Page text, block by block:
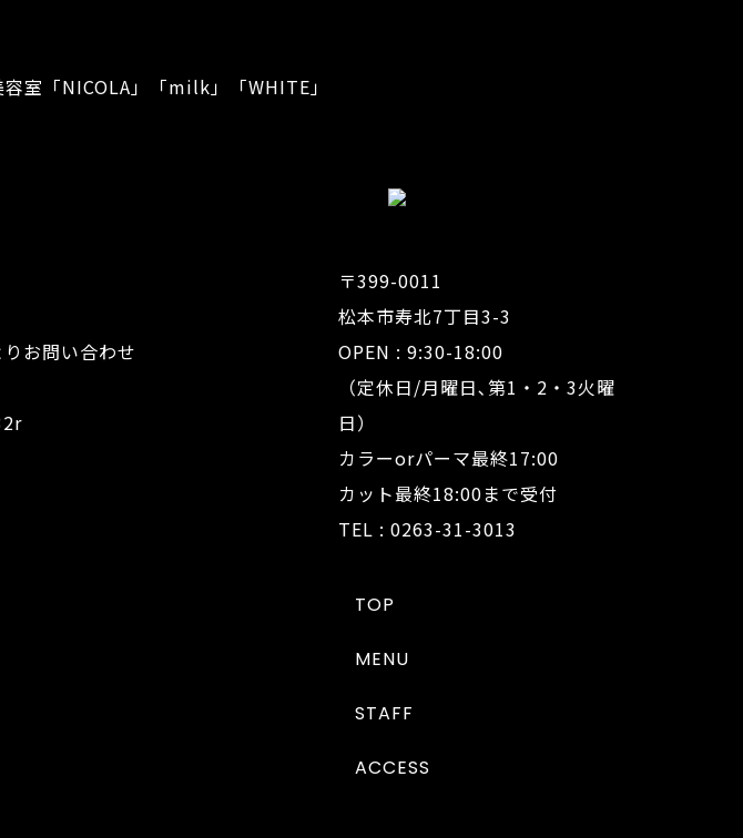
室「NICOLA」「milk」「WHITE」
お問い合わせ
〒399-0011
松本市寿北7丁目3-3
OPEN : 9:30-18:00
（定休日/月曜日､第1・2・3火曜
日）
カラーorパーマ最終17:00
カット最終18:00まで受付
TEL : 0263-31-3013
TOP
MENU
STAFF
ACCESS